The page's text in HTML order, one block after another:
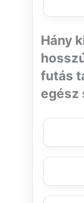
Hány
futás
egész